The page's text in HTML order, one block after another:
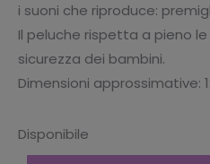
i suoni che riproduce:
Il peluche rispetta a pieno le
sicurezza dei bambini.
Dimensioni approssimative:
Disponibile